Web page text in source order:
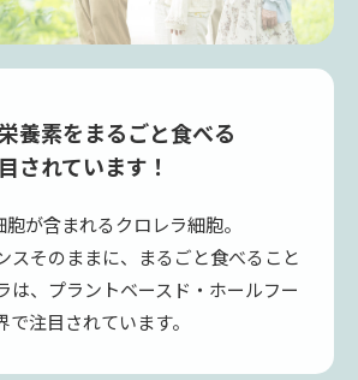
物全体食) という考え方が広
す。
きな生命がまるごと食べる」。
た時から、繰り返されてきた自然な
苦かったり、色々な理由で、当然の
養素をまるごと食べる
されています！
が含まれるクロレラ細胞。
スそのままに、まるごと食べること
、 プラントベースド・ホールフー
で注目されています。